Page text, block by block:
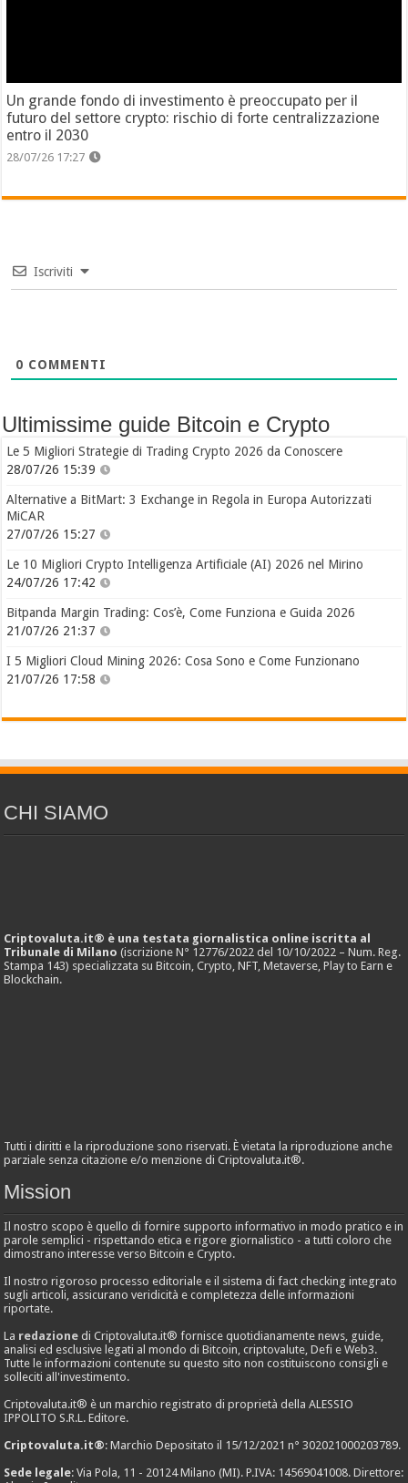
Un grande fondo di investimento è preoccupato per il
futuro del settore crypto: rischio di forte centralizzazione
entro il 2030
28/07/26 17:27
Iscriviti
0 COMMENTI
Ultimissime guide Bitcoin e Crypto
Le 5 Migliori Strategie di Trading Crypto 2026 da Conoscere
28/07/26 15:39
Alternative a BitMart: 3 Exchange in Regola in Europa Autorizzati
MiCAR
27/07/26 15:27
Le 10 Migliori Crypto Intelligenza Artificiale (AI) 2026 nel Mirino
24/07/26 17:42
Bitpanda Margin Trading: Cos’è, Come Funziona e Guida 2026
21/07/26 21:37
I 5 Migliori Cloud Mining 2026: Cosa Sono e Come Funzionano
21/07/26 17:58
CHI SIAMO
Criptovaluta.it® è una testata giornalistica online iscritta al
Tribunale di Milano (iscrizione N° 12776/2022 del 10/10/2022 – Num. Reg.
Stampa 143) specializzata su Bitcoin, Crypto, NFT, Metaverse, Play to Earn e
Blockchain.
Tutti i diritti e la riproduzione sono riservati. È vietata la riproduzione anche
parziale senza citazione e/o menzione di Criptovaluta.it®.
Mission
Il nostro scopo è quello di fornire supporto informativo in modo pratico e in
parole semplici - rispettando etica e rigore giornalistico - a tutti coloro che
dimostrano interesse verso Bitcoin e Crypto.
Il nostro rigoroso processo editoriale e il sistema di fact checking integrato
sugli articoli, assicurano veridicità e completezza delle informazioni
riportate.
La redazione di Criptovaluta.it® fornisce quotidianamente news, guide,
analisi ed esclusive legati al mondo di Bitcoin, criptovalute, Defi e Web3.
Tutte le informazioni contenute su questo sito non costituiscono consigli e
solleciti all'investimento.
Criptovaluta.it® è un marchio registrato di proprietà della ALESSIO
IPPOLITO S.R.L. Editore.
Criptovaluta.it®: Marchio Depositato il 15/12/2021 n° 302021000203789.
Sede legale: Via Pola, 11 - 20124 Milano (MI). P.IVA: 14569041008. Direttore: